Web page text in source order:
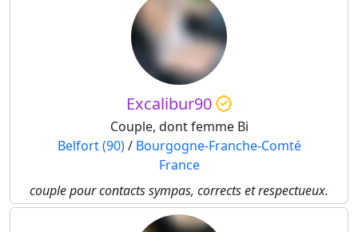
Excalibur90
Couple, dont femme Bi
Belfort (90)/ Bourgogne-Franche-Comté
France
couple pour contacts sympas, corrects et respectueux.